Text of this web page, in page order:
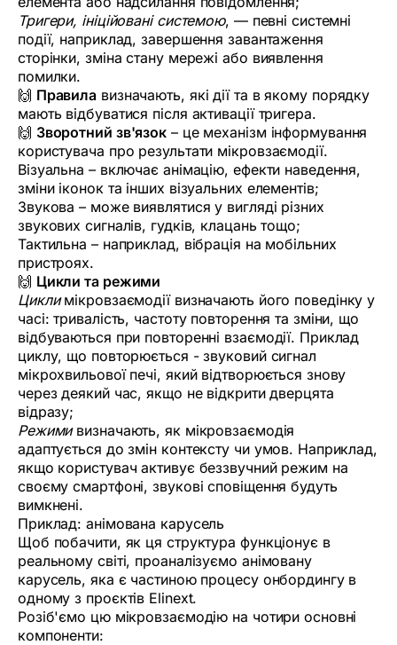
Тригери, ініційовані системою, — певні системні
події, наприклад, завершення завантаження
сторінки, зміна стану мережі або виявлення
помилки.
🙌 Правила визначають, які дії та в якому порядку
мають відбуватися після активації тригера.
🙌 Зворотний зв'язок – це механізм інформування
користувача про результати мікровзаємодії.
Візуальна – включає анімацію, ефекти наведення,
зміни іконок та інших візуальних елементів;
Звукова – може виявлятися у вигляді різних
звукових сигналів, гудків, клацань тощо;
Тактильна – наприклад, вібрація на мобільних
пристроях.
🙌 Цикли та режими
Циклимікровзаємодії визначають його поведінку у
часі: тривалість, частоту повторення та зміни, що
відбуваються при повторенні взаємодії. Приклад
циклу, що повторюється - звуковий сигнал
мікрохвильової печі, який відтворюється знову
через деякий час, якщо не відкрити дверцята
відразу;
Режимивизначають, як мікровзаємодія
адаптується до змін контексту чи умов. Наприклад,
якщо користувач активує беззвучний режим на
своєму смартфоні, звукові сповіщення будуть
вимкнені.
Приклад: анімована карусель
Щоб побачити, як ця структура функціонує в
реальному світі, проаналізуємо анімовану
карусель, яка є частиною процесу онбордингу в
одному з проєктів Elinext.
Розіб'ємо цю мікровзаємодію на чотири основні
компоненти: